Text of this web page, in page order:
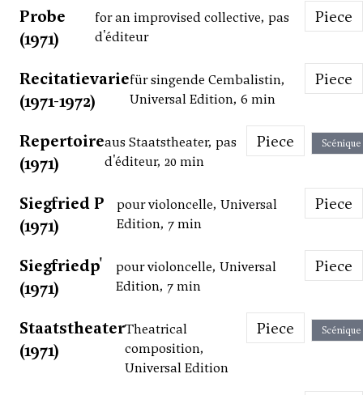
Probe
(1971)
for an improvised collective, pas
d'éditeur
Piece
Recitatievarie
(1971-1972)
für singende Cembalistin,
Universal Edition, 6 min
Piece
Repertoire
(1971)
aus Staatstheater, pas
d'éditeur, 20 min
Piece Scénique
Siegfried P
(1971)
pour violoncelle, Universal
Edition, 7 min
Piece
Siegfriedp'
(1971)
pour violoncelle, Universal
Edition, 7 min
Piece
Staatstheater
(1971)
Theatrical
composition,
Universal Edition
Piece Scénique